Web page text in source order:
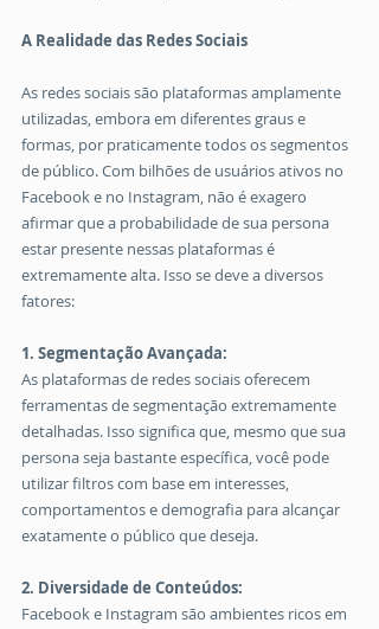
A Realidade das Redes Sociais
As redes sociais são plataformas amplamente
utilizadas, embora em diferentes graus e
formas, por praticamente todos os segmentos
de público. Com bilhões de usuários ativos no
Facebook e no Instagram, não é exagero
afirmar que a probabilidade de sua persona
estar presente nessas plataformas é
extremamente alta. Isso se deve a diversos
fatores:
1. Segmentação Avançada:
As plataformas de redes sociais oferecem
ferramentas de segmentação extremamente
detalhadas. Isso significa que, mesmo que sua
persona seja bastante específica, você pode
utilizar filtros com base em interesses,
comportamentos e demografia para alcançar
exatamente o público que deseja.
2. Diversidade de Conteúdos:
Facebook e Instagram são ambientes ricos em